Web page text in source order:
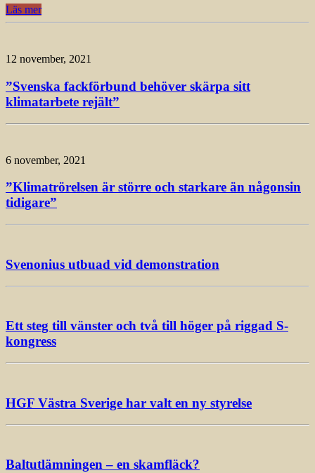
Läs mer
12 november, 2021
”Svenska fackförbund behöver skärpa sitt
klimatarbete rejält”
6 november, 2021
”Klimatrörelsen är större och starkare än någonsin
tidigare”
Svenonius utbuad vid demonstration
Ett steg till vänster och två till höger på riggad S-
kongress
HGF Västra Sverige har valt en ny styrelse
Baltutlämningen – en skamfläck?